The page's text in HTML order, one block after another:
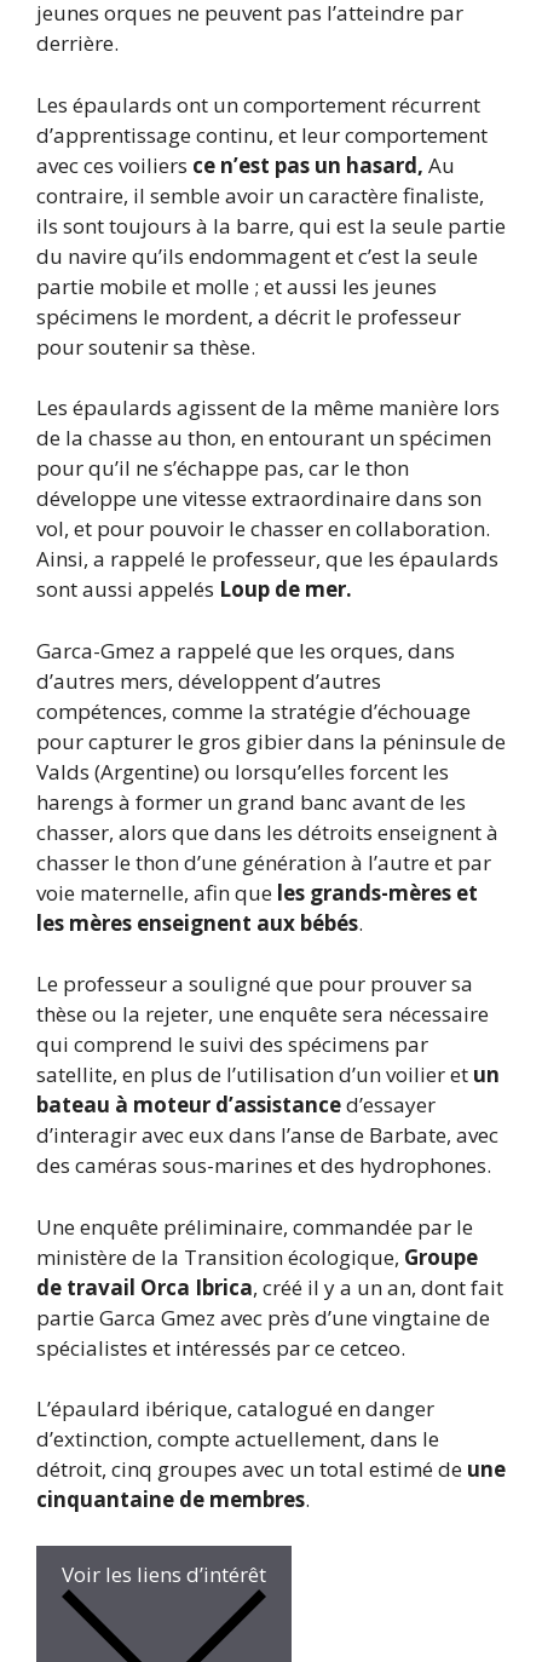
jeunes orques ne peuvent pas l’atteindre par
derrière.
Les épaulards ont un comportement récurrent
d’apprentissage continu, et leur comportement
avec ces voiliers ce n’est pas un hasard, Au
contraire, il semble avoir un caractère finaliste,
ils sont toujours à la barre, qui est la seule partie
du navire qu’ils endommagent et c’est la seule
partie mobile et molle ; et aussi les jeunes
spécimens le mordent, a décrit le professeur
pour soutenir sa thèse.
Les épaulards agissent de la même manière lors
de la chasse au thon, en entourant un spécimen
pour qu’il ne s’échappe pas, car le thon
développe une vitesse extraordinaire dans son
vol, et pour pouvoir le chasser en collaboration.
Ainsi, a rappelé le professeur, que les épaulards
sont aussi appelés Loup de mer.
Garca-Gmez a rappelé que les orques, dans
d’autres mers, développent d’autres
compétences, comme la stratégie d’échouage
pour capturer le gros gibier dans la péninsule de
Valds (Argentine) ou lorsqu’elles forcent les
harengs à former un grand banc avant de les
chasser, alors que dans les détroits enseignent à
chasser le thon d’une génération à l’autre et par
voie maternelle, afin que les grands-mères et
les mères enseignent aux bébés.
Le professeur a souligné que pour prouver sa
thèse ou la rejeter, une enquête sera nécessaire
qui comprend le suivi des spécimens par
satellite, en plus de l’utilisation d’un voilier et un
bateau à moteur d’assistanced’essayer
d’interagir avec eux dans l’anse de Barbate, avec
des caméras sous-marines et des hydrophones.
Une enquête préliminaire, commandée par le
ministère de la Transition écologique, Groupe
de travail Orca Ibrica, créé il y a un an, dont fait
partie Garca Gmez avec près d’une vingtaine de
spécialistes et intéressés par ce cetceo.
L’épaulard ibérique, catalogué en danger
d’extinction, compte actuellement, dans le
détroit, cinq groupes avec un total estimé de une
cinquantaine de membres.
Voir les liens d’intérêt